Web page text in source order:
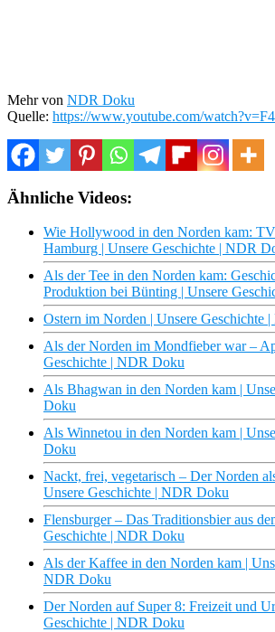
Mehr von NDR Doku
Quelle: https://www.youtube.com/
Ähnliche Videos:
Wie Hollywood in den Norden kam:
Hamburg | Unsere Geschichte | NDR
Als der Tee in den Norden kam:
Produktion bei Bünting | Unsere
Ostern im Norden | Unsere Geschichte
Als der Norden im Mondfieber war –
Geschichte | NDR Doku
Als Bhagwan in den Norden kam |
Doku
Als Winnetou in den Norden kam |
Doku
Nackt, frei, vegetarisch – Der Norden
Unsere Geschichte | NDR Doku
Flensburger – Das Traditionsbier aus
Geschichte | NDR Doku
Als der Kaffee in den Norden kam |
NDR Doku
Der Norden auf Super 8: Freizeit und
Geschichte | NDR Doku